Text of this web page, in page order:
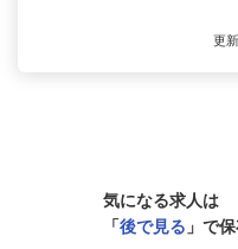
更
気になる求人は
「後で見る 」で保